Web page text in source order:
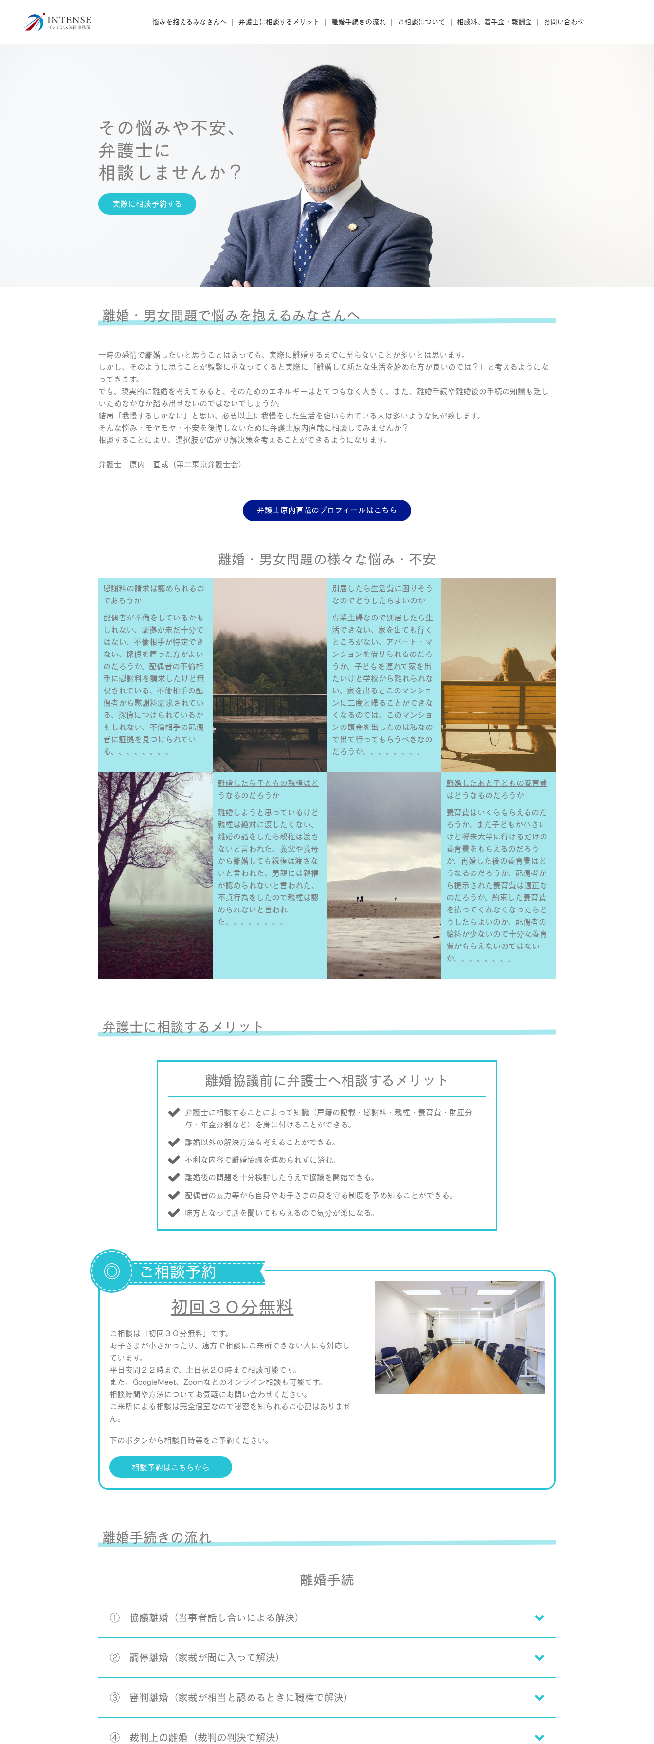
悩みを抱えるみなさんへ 弁護士に相談するメリット 離婚手続きの流れ ご相談について 相談料、着手金・報酬金 お問い合わせ
その悩みや不安、
弁護士に
相談しませんか？
実際に相談予約する
離婚・男女問題で悩みを抱えるみなさんへ
一時の感情で離婚したいと思うことはあっても、実際に離婚するまでに至らないことが多いとは思います。
しかし、そのように思うことが頻繁に重なってくると実際に「離婚して新たな生活を始めた方が良いのでは？」と考えるようにな
ってきます。
でも、現実的に離婚を考えてみると、そのためのエネルギーはとてつもなく大きく、また、離婚手続や離婚後の手続の知識も乏し
いためなかなか踏み出せないのではないでしょうか。
結局「我慢するしかない」と思い、必要以上に我慢をした生活を強いられている人は多いような気が致します。
そんな悩み・モヤモヤ・不安を後悔しないために弁護士原内直哉に相談してみませんか？
相談することにより、選択肢が広がり解決策を考えることができるようになります。
弁護士 原内 直哉（第二東京弁護士会）
弁護士原内直哉のプロフィールはこちら
離婚・男女問題の様々な悩み・不安
慰謝料の請求は認められるの
であろうか
配偶者が不倫をしているかも
しれない、証拠が未だ十分で
はない、不倫相手が特定でき
ない、探偵を雇った方がよい
のだろうか、配偶者の不倫相
手に慰謝料を請求したけど無
視されている、不倫相手の配
偶者から慰謝料請求されてい
る、探偵につけられているか
もしれない、不倫相手の配偶
者に証拠を見つけられてい
る、、、、、、、、
別居したら生活費に困りそう
なのでどうしたらよいのか
専業主婦なので別居したら生
活できない、家を出ても行く
ところがない、アパート・マ
ンションを借りられるのだろ
うか、子どもを連れて家を出
たいけど学校から離れられな
い、家を出るとこのマンショ
ンに二度と帰ることができな
くなるのでは、このマンショ
ンの頭金を出したのは私なの
で出て行ってもらうべきなの
だろうか、、、、、、、、
離婚したら子どもの親権はど
うなるのだろうか
離婚しようと思っているけど
親権は絶対に渡したくない、
離婚の話をしたら親権は渡さ
ないと言われた、義父や義母
から離婚しても親権は渡さな
いと言われた、男親には親権
が認められないと言われた、
不貞行為をしたので親権は認
められないと言われ
た、、、、、、、、
離婚したあと子どもの養育費
はどうなるのだろうか
養育費はいくらもらえるのだ
ろうか、まだ子どもが小さい
けど将来大学に行けるだけの
養育費をもらえるのだろう
か、再婚した後の養育費はど
うなるのだろうか、配偶者か
ら提示された養育費は適正な
のだろうか、約束した養育費
を払ってくれなくなったらど
うしたらよいのか、配偶者の
給料が少ないので十分な養育
費がもらえないのではない
か、、、、、、、、
弁護士に相談するメリット
離婚協議前に弁護士へ相談するメリット
弁護士に相談することによって知識（戸籍の記載・慰謝料・親権・養育費・財産分
与・年金分割など）を身に付けることができる。
離婚以外の解決方法も考えることができる。
不利な内容で離婚協議を進められずに済む。
離婚後の問題を十分検討したうえで協議を開始できる。
配偶者の暴力等から自身やお子さまの身を守る制度を予め知ることができる。
味方となって話を聞いてもらえるので気分が楽になる。
ご相談予約
◎
初回３０分無料
ご相談は「初回３０分無料」です。
お子さまが小さかったり、遠方で相談にご来所できない人にも対応し
ています。
平日夜間２２時まで、土日祝２０時まで相談可能です。
また、GoogleMeet、Zoomなどのオンライン相談も可能です。
相談時間や方法についてお気軽にお問い合わせください。
ご来所による相談は完全個室なので秘密を知られるご心配はありませ
ん。
下のボタンから相談日時等をご予約ください。
相談予約はこちらから
離婚手続きの流れ
離婚手続
① 協議離婚（当事者話し合いによる解決）
② 調停離婚（家裁が間に入って解決）
③ 審判離婚（家裁が相当と認めるときに職権で解決）
④ 裁判上の離婚（裁判の判決で解決）